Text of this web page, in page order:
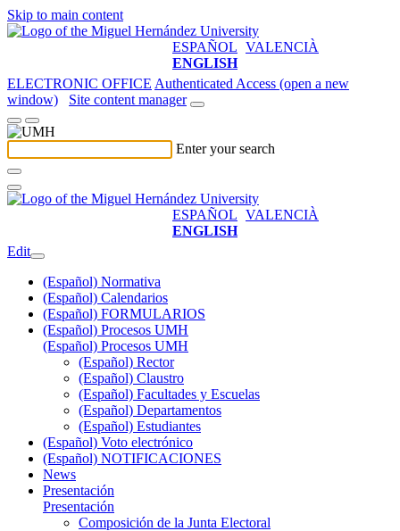
Skip to main content
ESPAÑOL VALENCIÀ
ENGLISH
ELECTRONIC OFFICE Authenticated Access (open a new
window)
Site content manager
Enter your search
ESPAÑOL VALENCIÀ
ENGLISH
Edit
(Español) Normativa
(Español) Calendarios
(Español) FORMULARIOS
(Español) Procesos UMH
(Español) Procesos UMH
(Español) Rector
(Español) Claustro
(Español) Facultades y Escuelas
(Español) Departamentos
(Español) Estudiantes
(Español) Voto electrónico
(Español) NOTIFICACIONES
News
Presentación
Presentación
Composición de la Junta Electoral